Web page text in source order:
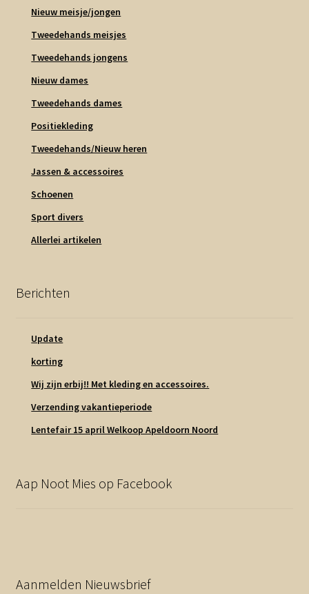
Nieuw meisje/jongen
Tweedehands meisjes
Tweedehands jongens
Nieuw dames
Tweedehands dames
Positiekleding
Tweedehands/Nieuw heren
Jassen & accessoires
Schoenen
Sport divers
Allerlei artikelen
Berichten
Update
korting
Wij zijn erbij!! Met kleding en accessoires.
Verzending vakantieperiode
Lentefair 15 april Welkoop Apeldoorn Noord
Aap Noot Mies op Facebook
Aanmelden Nieuwsbrief